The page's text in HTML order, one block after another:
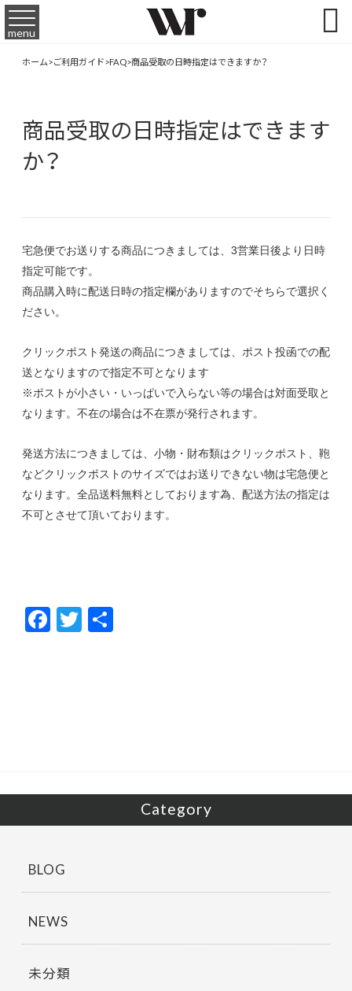
menu 
ホーム>ご利用ガイド>FAQ>商品受取の日時指定はできますか？
商品受取の日時指定はできます
か？
宅急便でお送りする商品につきましては、3営業日後より日時
指定可能です。
商品購入時に配送日時の指定欄がありますのでそちらで選択く
ださい。
クリックポスト発送の商品につきましては、ポスト投函での配
送となりますので指定不可となります
※ポストが小さい・いっぱいで入らない等の場合は対面受取と
なります。不在の場合は不在票が発行されます。
発送方法につきましては、小物・財布類はクリックポスト、鞄
などクリックポストのサイズではお送りできない物は宅急便と
なります。全品送料無料としております為、配送方法の指定は
不可とさせて頂いております。
F
ac
T
w
Category
BLOG
NEWS
未分類